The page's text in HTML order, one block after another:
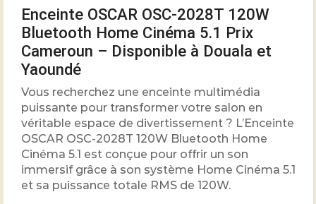
Enceinte OSCAR OSC-2028T 120W
Bluetooth Home Cinéma 5.1 Prix
Cameroun – Disponible à Douala et
Yaoundé
Vous recherchez une enceinte multimédia
puissante pour transformer votre salon en
véritable espace de divertissement ? L’Enceinte
OSCAR OSC-2028T 120W Bluetooth Home
Cinéma 5.1 est conçue pour offrir un son
immersif grâce à son système Home Cinéma 5.1
et sa puissance totale RMS de 120W.